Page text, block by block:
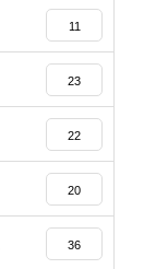
11
23
22
20
36